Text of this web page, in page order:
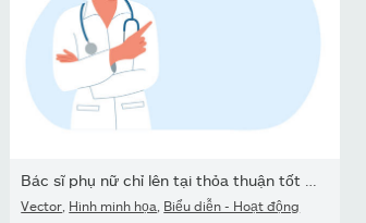
Vector Hình minh họa Biểu diễn - Hoạt động